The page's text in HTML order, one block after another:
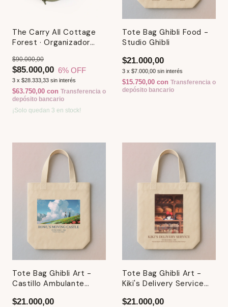
The Carry All Cottage
Forest · Organizador
$85.000,00
$90.000,00
6% OFF
3 x $28.333,33 sin interés
$63.750,00 con Transferencia o
depósito bancario
¡Solo quedan 3 en stock!
Tote Bag Ghibli Food -
Studio Ghibli
$21.000,00
3 x $7.000,00 sin interés
$15.750,00 con Transferencia o
depósito bancario
Tote Bag Ghibli Art -
Castillo Ambulante
$21.000,00
Tote Bag Ghibli Art -
Kiki's Delivery Service
$21.000,00